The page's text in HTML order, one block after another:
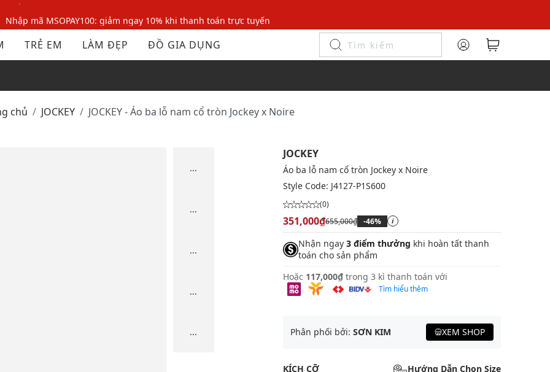
Nhập mã MSOPAY100: giảm ngay 10% khi thanh toán trực tuyến
Nhập mã: MSOXINCHAO - Giảm 10% đơn đầu cho thành viên mới!
Nhập mã MSOPAY100: giảm ngay 10% khi thanh toán trực tuyến
TRẺ EM LÀM ĐẸP ĐỒ GIA DỤNG
chủ JOCKEY JOCKEY - Áo ba lỗ nam cổ tròn Jockey x Noire
...
...
...
...
...
JOCKEY
Áo ba lỗ nam cổ tròn Jockey x Noire
Style Code: J4127-P1S600
(0)
351,000₫655,000₫ -46% i
Nhận ngay 3 điểm thưởng khi hoàn tất thanh
toán cho sản phẩm
Hoặc 117,000₫ trong 3 kì thanh toán với
Tìm hiểu thêm
Phân phối bởi: SƠN KIM XEM SHOP
KÍCH CỠ Hướng Dẫn Chọn Size